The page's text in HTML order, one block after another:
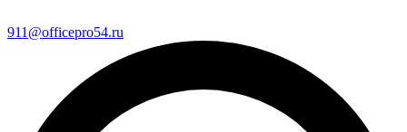
911@officepro54.ru